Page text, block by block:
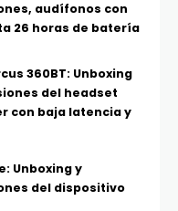
audífonos con
26 horas de batería
360BT: Unboxing
del headset
con baja latencia y
Unboxing y
del dispositivo